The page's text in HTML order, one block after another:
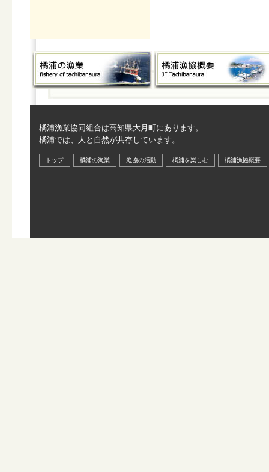
橘浦漁業協同組合は高知県大月町にあります。
橘浦では、人と自然が共存しています。
トップ 橘浦の漁業 漁協の活動 橘浦を楽しむ 橘浦漁協概要